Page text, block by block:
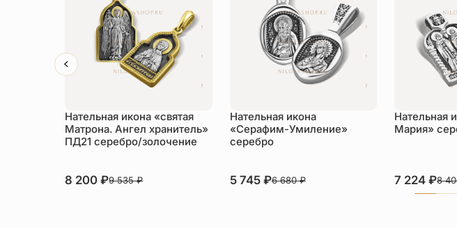
Нательная икона «святая
Матрона. Ангел хранитель»
ПД21 серебро/золочение
8 200₽9 535₽
Нательная икона
«Серафим-Умиление»
серебро
5 745 ₽6 680₽
Нательная
Мария»
7 224₽8